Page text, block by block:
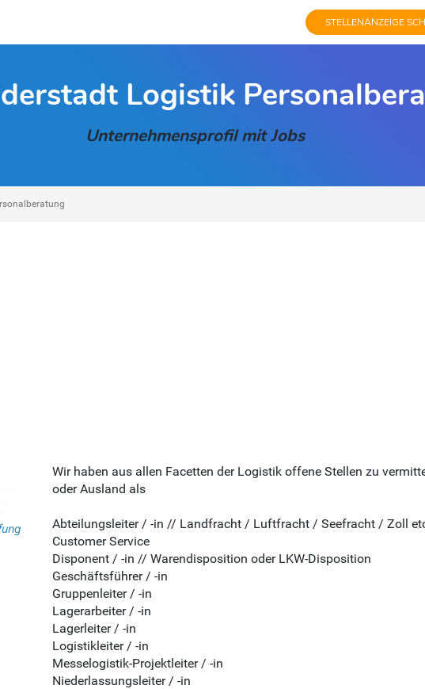
STELLENANZEIGE
Logistik
Unternehmensprofil mit Jobs
Wir haben aus allen Facetten der Logistik offene Stellen zu
oder Ausland als
Abteilungsleiter / -in // Landfracht / Luftfracht / Seefracht / Zoll
Customer Service
Disponent / -in // Warendisposition oder LKW-Disposition
Geschäftsführer / -in
Gruppenleiter / -in
Lagerarbeiter / -in
Lagerleiter / -in
Logistikleiter / -in
Messelogistik-Projektleiter / -in
Niederlassungsleiter / -in